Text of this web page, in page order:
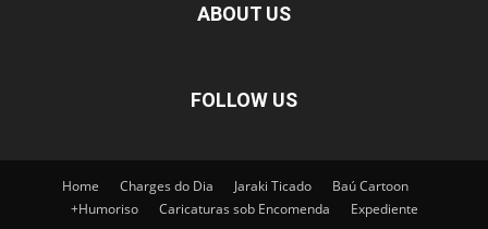
ABOUT US
FOLLOW US
Home Charges do Dia Jaraki Ticado
Baú Cartoon
+Humoriso
Caricaturas sob Encomenda Expediente